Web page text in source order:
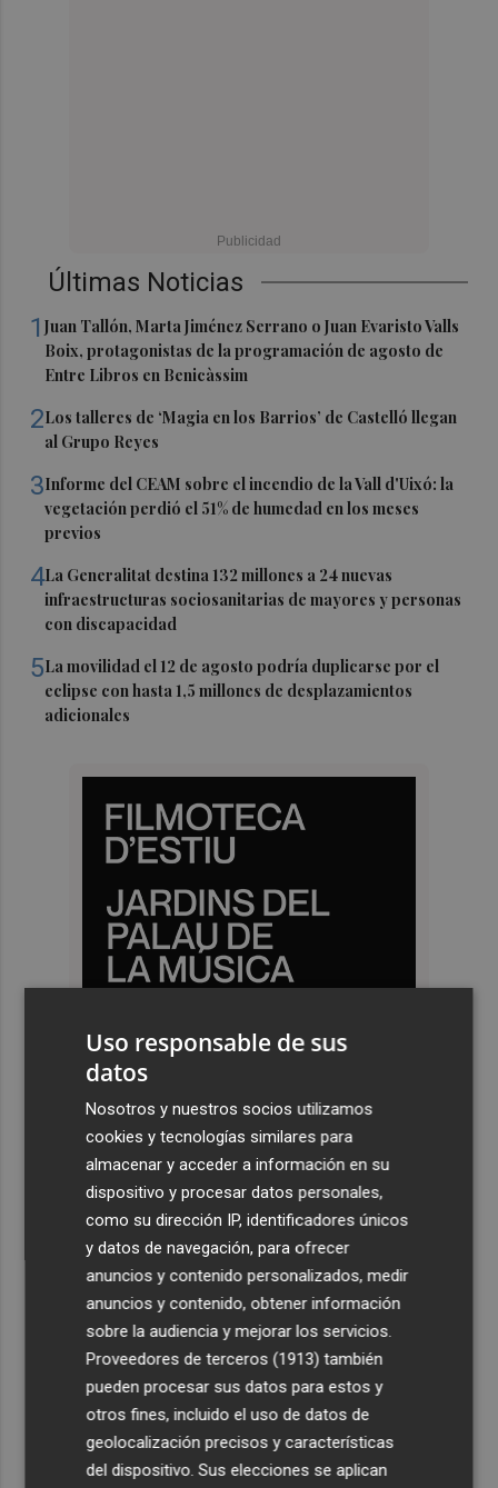
Últimas Noticias
1Juan Tallón, Marta Jiménez Serrano o Juan Evaristo Valls
Boix, protagonistas de la programación de agosto de
Entre Libros en Benicàssim
2Los talleres de ‘Magia en los Barrios’ de Castelló llegan
al Grupo Reyes
3Informe del CEAM sobre el incendio de la Vall d'Uixó: la
vegetación perdió el 51% de humedad en los meses
previos
4La Generalitat destina 132 millones a 24 nuevas
infraestructuras sociosanitarias de mayores y personas
con discapacidad
5La movilidad el 12 de agosto podría duplicarse por el
eclipse con hasta 1,5 millones de desplazamientos
adicionales
Uso responsable de sus
datos
Nosotros y nuestros socios utilizamos
cookies y tecnologías similares para
almacenar y acceder a información en su
dispositivo y procesar datos personales,
como su dirección IP, identificadores únicos
y datos de navegación, para ofrecer
anuncios y contenido personalizados, medir
anuncios y contenido, obtener información
sobre la audiencia y mejorar los servicios.
Proveedores de terceros (1913) también
pueden procesar sus datos para estos y
otros fines, incluido el uso de datos de
geolocalización precisos y características
del dispositivo. Sus elecciones se aplican